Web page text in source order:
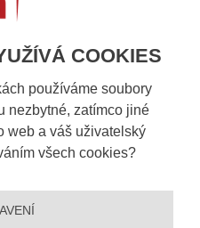
COOKIES
používáme soubory
nezbytné, zatímco jiné
web a váš uživatelský
všech cookies?